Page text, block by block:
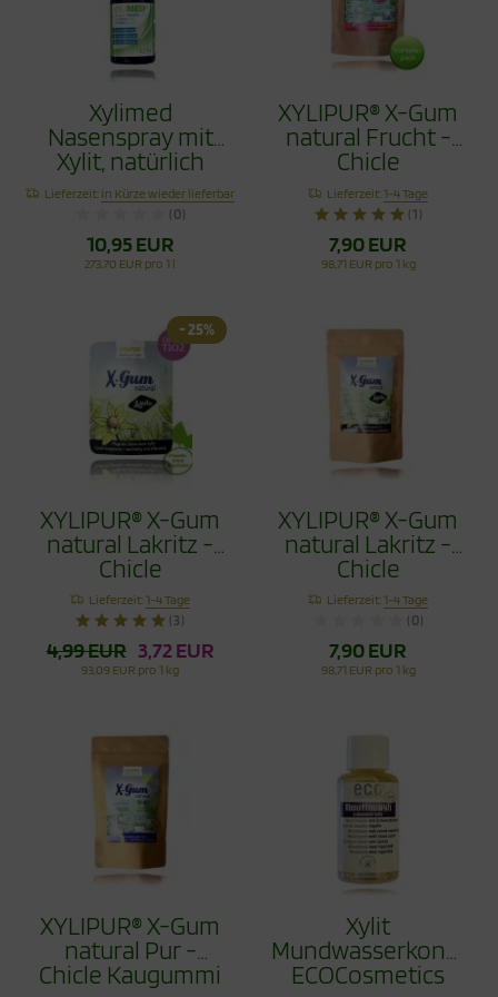
Xylimed
Nasenspray mit
Xylit, natürlich
reinigend, 45ml
Lieferzeit: in Kürze wieder lieferbar
(0)
10,95 EUR
273,70 EUR pro 1 l
XYLIPUR® X-Gum
natural Frucht -
Chicle
Vorteilspack 80g
Lieferzeit:1-4 Tage
(1)
7,90 EUR
98,71 EUR pro 1 kg
XYLIPUR® X-Gum
natural Lakritz -
Chicle
Zahnpflegekaugummi
40g
Lieferzeit:1-4 Tage
(3)
4,99 EUR 3,72 EUR
- 25%
93,09 EUR pro 1 kg
XYLIPUR® X-Gum
natural Lakritz -
Chicle
80g
Lieferzeit:1-4 Tage
(0)
7,90 EUR
98,71 EUR pro 1 kg
XYLIPUR® X-Gum
natural Pur -
Chicle Kaugummi
Xylit
ECOCosmetics